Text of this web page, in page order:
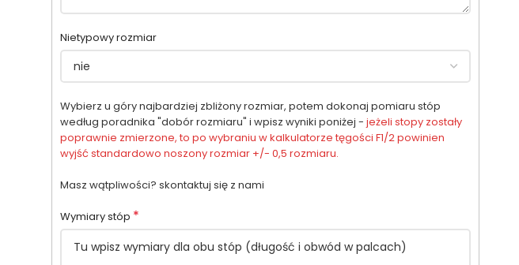
Nietypowy rozmiar
Wybierz u góry najbardziej zbliżony rozmiar, potem dokonaj pomiaru stóp
według poradnika "dobór rozmiaru" i wpisz wyniki poniżej -jeżeli stopy zostały
poprawnie zmierzone, to po wybraniu w kalkulatorze tęgości F1/2 powinien
wyjść standardowo noszony rozmiar +/- 0,5 rozmiaru.
Masz wątpliwości? skontaktuj się z nami
Wymiary stóp *